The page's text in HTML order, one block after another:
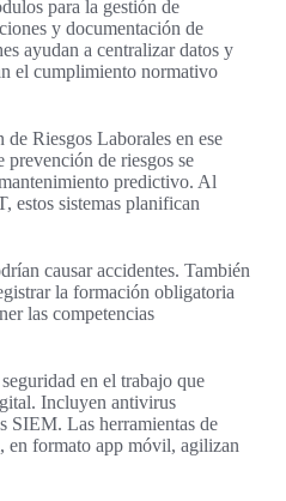
para la gestión de
y documentación de
ayudan a centralizar datos y
el cumplimiento normativo
Riesgos Laborales en ese
de riesgos se
predictivo. Al
estos sistemas planifican
causar accidentes. También
la formación obligatoria
las competencias
en el trabajo que
Incluyen antivirus
SIEM. Las herramientas de
en formato app móvil, agilizan